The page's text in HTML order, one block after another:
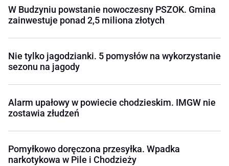
W Budzyniu powstanie nowoczesny PSZOK. Gmina
zainwestuje ponad 2,5 miliona złotych
Nie tylko jagodzianki. 5 pomysłów na wykorzystanie
sezonu na jagody
Alarm upałowy w powiecie chodzieskim. IMGW nie
zostawia złudzeń
Pomyłkowo doręczona przesyłka. Wpadka
narkotykowa w Pile i Chodzieży